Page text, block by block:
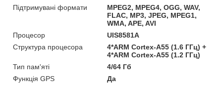
Підтримувані формати
MPEG2, MPEG4, OGG, WAV,
FLAC, MP3, JPEG, MPEG1,
WMA, APE, AVI
Процесор
UIS8581A
Структура процесора
4*ARM Cortex-A55 (1.6 ГГц) +
4*ARM Cortex-A55 (1.2 ГГц)
Тип пам'яті
4/64 Гб
Функція GPS
Да